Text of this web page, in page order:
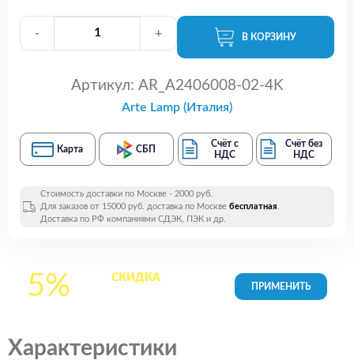
- + В КОРЗИНУ
Артикул: AR_A2406008-02-4K
Arte Lamp (Италия)
Карта СБП
Счёт с
НДС
Счёт без
НДС
Стоимость доставки по Москве - 2000 руб.
Для заказов от 15000 руб. доставка по Москве бесплатная.
Доставка по РФ компаниями СДЭК, ПЭК и др.
5% СКИДКАна все
Характеристики